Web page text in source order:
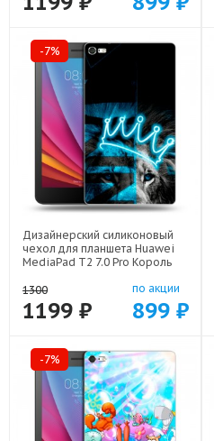
-7%
Дизайнерский силиконовый
чехол для планшета Huawei
MediaPad T2 7.0 Pro Король
1300
1199 ₽
по акции
899 ₽
-7%